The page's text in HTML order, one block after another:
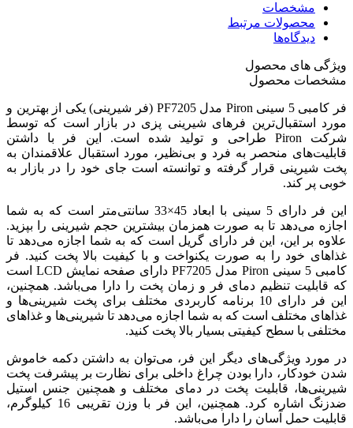
مشخصات
محصولات مرتبط
دیدگاه‌ها
ویژگی های محصول
مشخصات محصول
فر کامبی 5 سینی Piron مدل PF7205 (فر شیرینی) یکی از بهترین و
مورد استقبال‌ترین فرهای شیرینی پزی در بازار است که توسط
شرکت Piron طراحی و تولید شده است. این فر با داشتن
قابلیت‌های منحصر به فرد و بی‌نظیر، مورد استقبال علاقمندان به
پخت شیرینی قرار گرفته و توانسته است جای خود را در بازار به
خوبی پر کند.
این فر دارای 5 سینی با ابعاد 45×33 سانتی‌متر است که به شما
اجازه می‌دهد تا به صورت همزمان بیشترین حجم شیرینی را بپزید.
علاوه بر این، این فر دارای گریل است که به شما اجازه می‌دهد تا
غذاهای خود را به صورت یکنواخت و با کیفیت بالا پخت کنید. فر
کامبی 5 سینی Piron مدل PF7205 دارای صفحه نمایش LCD است
که قابلیت تنظیم دمای فر و زمان پخت را دارا می‌باشد. همچنین،
این فر دارای 10 برنامه کاربردی مختلف برای پخت شیرینی‌ها و
غذاهای مختلف است که به شما اجازه می‌دهد تا شیرینی‌ها و غذاهای
مختلفی با سطح کیفیتی بسیار بالا پخت کنید.
در مورد ویژگی‌های دیگر این فر، می‌توان به داشتن دکمه خاموش
شدن خودکار، دارا بودن چراغ داخلی برای نظارت بر پیشرفت پخت
شیرینی‌ها، قابلیت پخت در دمای مختلف و همچنین جنس استیل
ضدزنگ اشاره کرد. همچنین، این فر با وزن تقریبی 16 کیلوگرم،
قابلیت حمل آسان را دارا می‌باشد.